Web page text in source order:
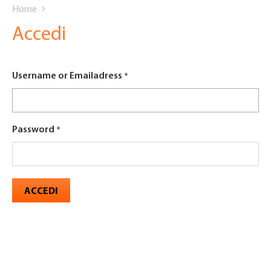
are
here
Home
Accedi
Username or Emailadress
Password
ACCEDI